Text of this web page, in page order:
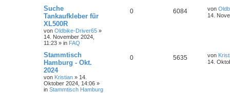
Suche
Tankaufkleber für
XL500R
von Oldbike-Driver65 »
14. November 2024,
11:23 » in FAQ
0 6084 von
14.
Stammtisch
Hamburg - Okt.
2024
von Kristian » 14.
Oktober 2024, 14:06 »
in Stammtisch Hamburg
0 5635 von
14.